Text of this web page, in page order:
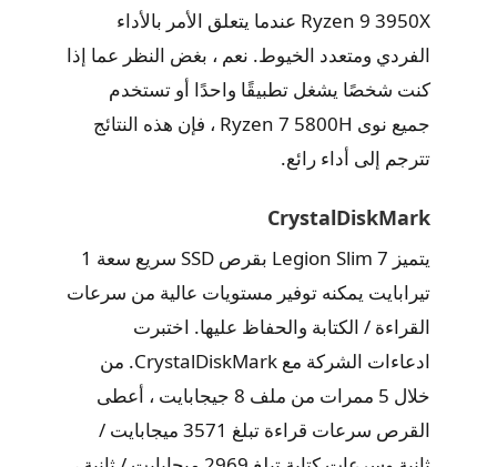
Ryzen 9 3950X عندما يتعلق الأمر بالأداء
الفردي ومتعدد الخيوط. نعم ، بغض النظر عما إذا
كنت شخصًا يشغل تطبيقًا واحدًا أو تستخدم
جميع نوى Ryzen 7 5800H ، فإن هذه النتائج
تترجم إلى أداء رائع.
CrystalDiskMark
يتميز Legion Slim 7 بقرص SSD سريع سعة 1
تيرابايت يمكنه توفير مستويات عالية من سرعات
القراءة / الكتابة والحفاظ عليها. اختبرت
ادعاءات الشركة مع CrystalDiskMark. من
خلال 5 ممرات من ملف 8 جيجابايت ، أعطى
القرص سرعات قراءة تبلغ 3571 ميجابايت /